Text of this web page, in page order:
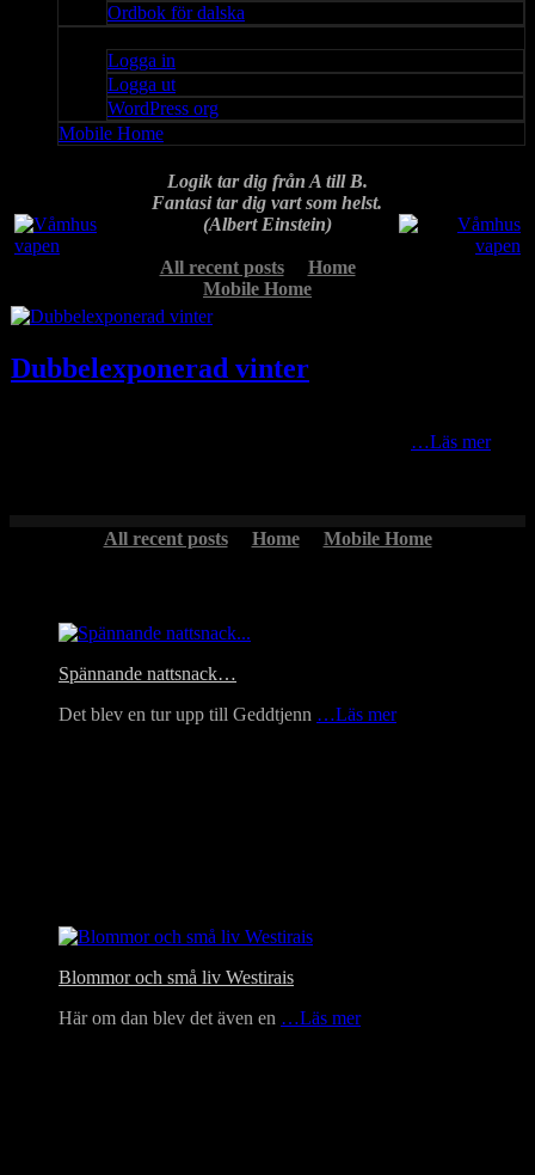
Ordbok för dalska
Logga in
Logga ut
WordPress org
Mobile Home
Logik tar dig från A till B.
Fantasi tar dig vart som helst.
(Albert Einstein)
All recent posts
Home
Mobile Home
Dubbelexponerad vinter
…Läs mer
All recent posts Home Mobile Home
Spännande nattsnack…
Det blev en tur upp till Geddtjenn …Läs mer
Blommor och små liv Westirais
Här om dan blev det även en …Läs mer